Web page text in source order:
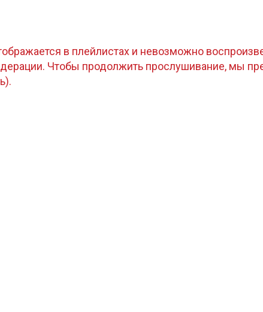
в плейлистах и невозможно
Чтобы продолжить прослушивание, мы